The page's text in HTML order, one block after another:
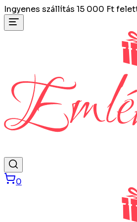
Ingyenes szállítás 15 000 Ft
0